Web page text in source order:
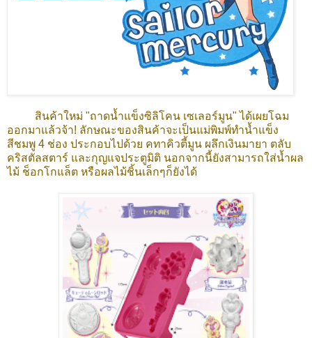
สินค้าใหม่ "ถาดน้ำแข็งซิลิโคน เซเลอร์มูน" ได้เผยโฉม
ออกมาแล้วจ้า! ลักษณะของสินค้าจะเป็นแม่พิมพ์ทำน้ำแข็ง
สีชมพู 4 ช่อง ประกอบไปด้วย คทาคิวตี้มูน ผลึกเงินมายา ตลับ
คริสตัลสตาร์ และกุญแจประตูมิติ นอกจากนี้ยังสามารถใส่น้ำผล
ไม้ ช็อกโกแล็ต หรือผลไม้ชิ้นเล็กๆก็ยังได้